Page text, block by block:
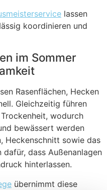
lassen
koordinieren und
im Sommer
Rasenflächen, Hecken
Gleichzeitig führen
wodurch
bewässert werden
Heckenschnitt sowie das
dass Außenanlagen
hinterlassen.
übernimmt diese